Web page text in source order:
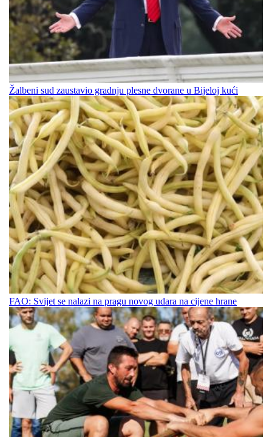
Žalbeni sud zaustavio gradnju plesne dvorane u Bijeloj kući
FAO: Svijet se nalazi na pragu novog udara na cijene hrane